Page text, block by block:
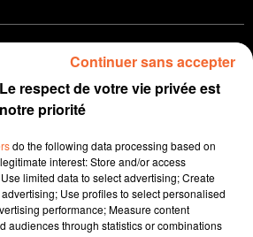
min 6 sec
vous
les candidats aux municipales.
Le respect de votre vie privée est
notre priorité
do the following data processing based on
interest: Store and/or access
limited data to select advertising; Create
Use profiles to select personalised
performance; Measure content
audiences through statistics or combinations
Continuer sans accepter